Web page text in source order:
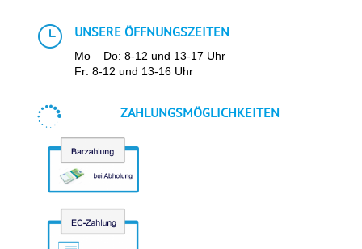
} UNSERE ÖFFNUNGSZEITEN
Mo – Do: 8-12 und 13-17 Uhr
Fr: 8-12 und 13-16 Uhr
 ZAHLUNGSMÖGLICHKEITEN